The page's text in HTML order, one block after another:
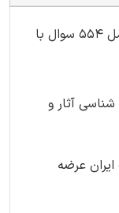
آثار و